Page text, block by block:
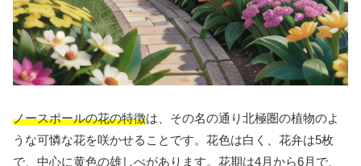
ノースポールの花の特徴は、その名の通り北極圏の植物のよ
うな可憐な花を咲かせることです。花色は白く、花弁は5枚
で、中心に黄色の雄しべがあります。花期は4月から6月で、